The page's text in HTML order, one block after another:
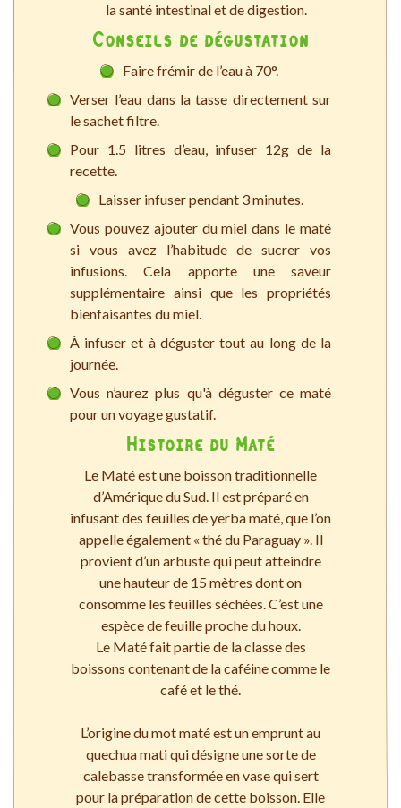
la santé intestinal et de digestion.
Conseils de dégustation
Faire frémir de l’eau à 70°.
Verser l’eau dans la tasse directement sur
le sachet filtre.
Pour 1.5 litres d’eau, infuser 12g de la
recette.
Laisser infuser pendant 3 minutes.
Vous pouvez ajouter du miel dans le maté
si vous avez l’habitude de sucrer vos
infusions. Cela apporte une saveur
supplémentaire ainsi que les propriétés
bienfaisantes du miel.
À infuser et à déguster tout au long de la
journée.
Vous n’aurez plus qu'à déguster ce maté
pour un voyage gustatif.
Histoire du Maté
Le Maté est une boisson traditionnelle
d’Amérique du Sud. Il est préparé en
infusant des feuilles de yerba maté, que l’on
appelle également « thé du Paraguay ». Il
provient d’un arbuste qui peut atteindre
une hauteur de 15 mètres dont on
consomme les feuilles séchées. C’est une
espèce de feuille proche du houx.
Le Maté fait partie de la classe des
boissons contenant de la caféine comme le
café et le thé.
L’origine du mot maté est un emprunt au
quechua mati qui désigne une sorte de
calebasse transformée en vase qui sert
pour la préparation de cette boisson. Elle